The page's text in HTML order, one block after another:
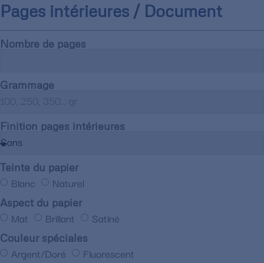
Pages intérieures / Document
Nombre de pages
Grammage
Finition pages intérieures
Teinte du papier
Blanc Naturel
Aspect du papier
Mat Brillant Satiné
Couleur spéciales
Argent/Doré Fluorescent